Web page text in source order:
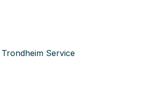
Service